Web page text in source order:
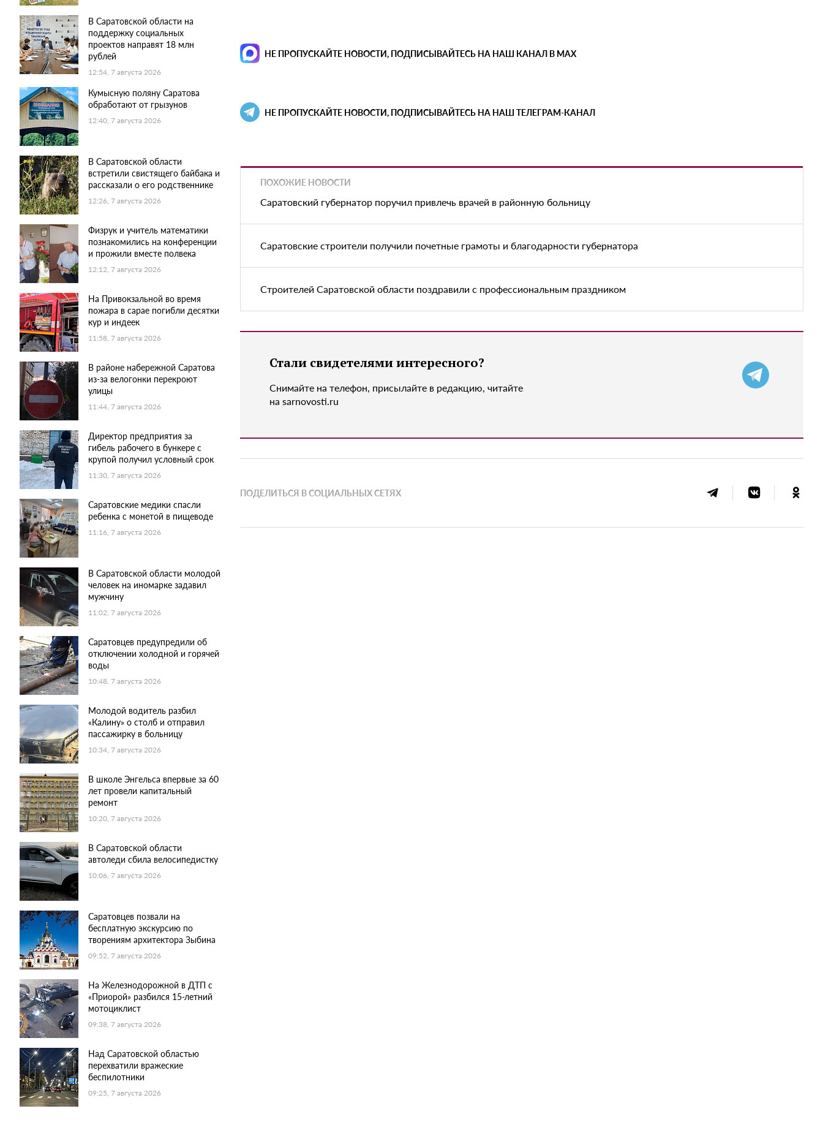
В Саратовской области на
поддержку социальных
проектов направят 18 млн
рублей
12:54, 7 августа 2026
Кумысную поляну Саратова
обработают от грызунов
12:40, 7 августа 2026
В Саратовской области
встретили свистящего байбака и
рассказали о его родственнике
12:26, 7 августа 2026
Физрук и учитель математики
познакомились на конференции
и прожили вместе полвека
12:12, 7 августа 2026
На Привокзальной во время
пожара в сарае погибли десятки
кур и индеек
11:58, 7 августа 2026
В районе набережной Саратова
из-за велогонки перекроют
улицы
11:44, 7 августа 2026
Директор предприятия за
гибель рабочего в бункере с
крупой получил условный срок
11:30, 7 августа 2026
Саратовские медики спасли
ребенка с монетой в пищеводе
11:16, 7 августа 2026
В Саратовской области молодой
человек на иномарке задавил
мужчину
11:02, 7 августа 2026
Саратовцев предупредили об
отключении холодной и горячей
воды
10:48, 7 августа 2026
Молодой водитель разбил
«Калину» о столб и отправил
пассажирку в больницу
10:34, 7 августа 2026
В школе Энгельса впервые за 60
лет провели капитальный
ремонт
10:20, 7 августа 2026
В Саратовской области
автоледи сбила велосипедистку
10:06, 7 августа 2026
Саратовцев позвали на
бесплатную экскурсию по
творениям архитектора Зыбина
09:52, 7 августа 2026
На Железнодорожной в ДТП с
«Приорой» разбился 15-летний
мотоциклист
09:38, 7 августа 2026
Над Саратовской областью
перехватили вражеские
беспилотники
09:25, 7 августа 2026
НЕ ПРОПУСКАЙТЕ НОВОСТИ, ПОДПИСЫВАЙТЕСЬ НА НАШ КАНАЛ В MAX
НЕ ПРОПУСКАЙТЕ НОВОСТИ, ПОДПИСЫВАЙТЕСЬ НА НАШ ТЕЛЕГРАМ-КАНАЛ
ПОХОЖИЕ НОВОСТИ
Саратовский губернатор поручил привлечь врачей в районную больницу
Саратовские строители получили почетные грамоты и благодарности губернатора
Строителей Саратовской области поздравили с профессиональным праздником
Стали свидетелями интересного?
Снимайте на телефон, присылайте в редакцию, читайте
на sarnovosti.ru
ПОДЕЛИТЬСЯ В СОЦИАЛЬНЫХ СЕТЯХ